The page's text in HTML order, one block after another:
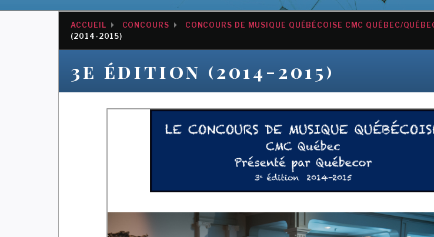
ACCUEIL CONCOURS CONCOURS DE MUSIQUE QUÉBÉCOISE CMC QUÉBEC/
(2014-2015)
3e édition (2014-2015)